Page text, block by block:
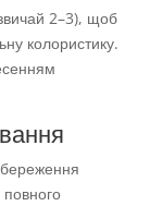
2–3), щоб
колористику.
повного